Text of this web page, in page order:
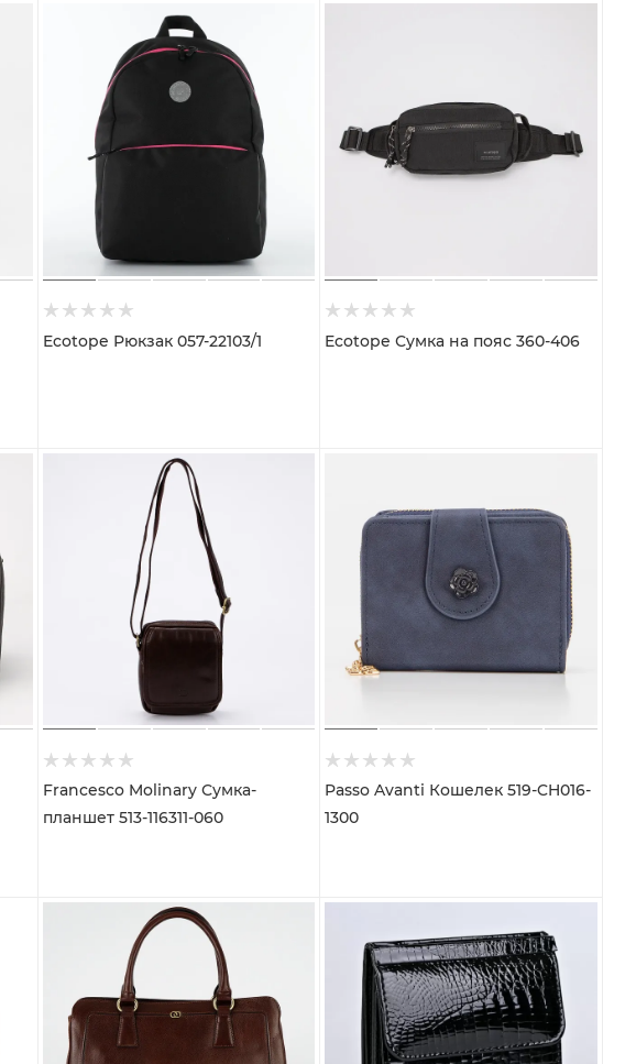
Ecotope Рюкзак 057-22103/1 Ecotope Сумка на пояс 360-406
Francesco Molinary Сумка-
планшет 513-116311-060
Passo Avanti Кошелек 519-CH016-
1300